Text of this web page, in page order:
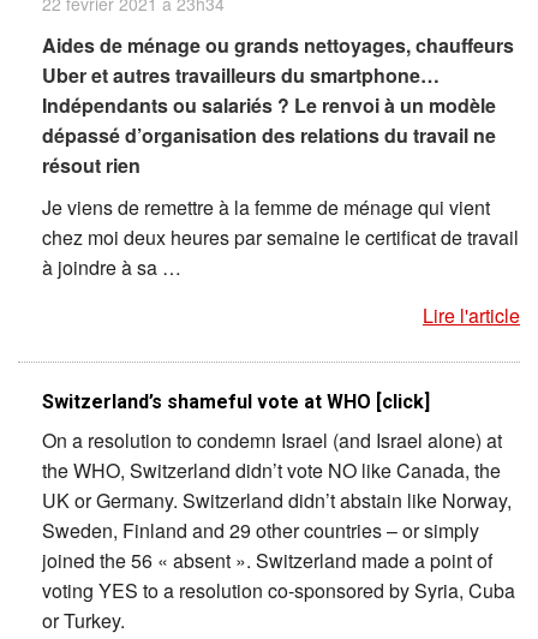
Aides de ménage ou grands nettoyages, chauffeurs
Uber et autres travailleurs du smartphone…
Indépendants ou salariés ? Le renvoi à un modèle
dépassé d’organisation des relations du travail ne
résout rien
Je viens de remettre à la femme de ménage qui vient
chez moi deux heures par semaine le certificat de travail
à joindre à sa …
Lire l'article
Switzerland’s shameful vote at WHO [click]
On a resolution to condemn Israel (and Israel alone) at
the WHO, Switzerland didn’t vote NO like Canada, the
UK or Germany. Switzerland didn’t abstain like Norway,
Sweden, Finland and 29 other countries – or simply
joined the 56 « absent ». Switzerland made a point of
voting YES to a resolution co-sponsored by Syria, Cuba
or Turkey.